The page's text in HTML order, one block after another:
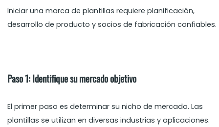
Iniciar una marca de plantillas requiere planificación,
desarrollo de producto y socios de fabricación confiables.
Paso 1: Identifique su mercado objetivo
El primer paso es determinar su nicho de mercado. Las
plantillas se utilizan en diversas industrias y aplicaciones.